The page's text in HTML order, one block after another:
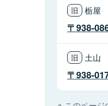
栃屋
938-
土山
938-